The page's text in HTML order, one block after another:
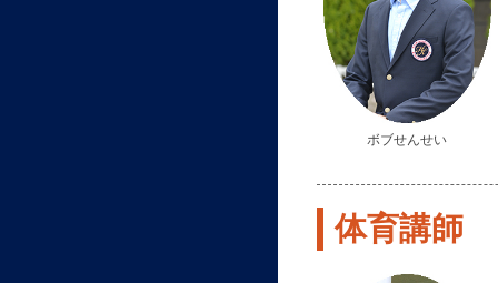
ボブせんせい
体育講師